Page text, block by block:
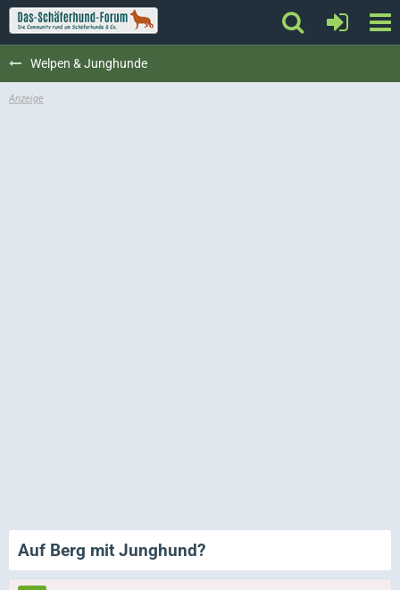
Welpen & Junghunde
Auf Berg mit Junghund?